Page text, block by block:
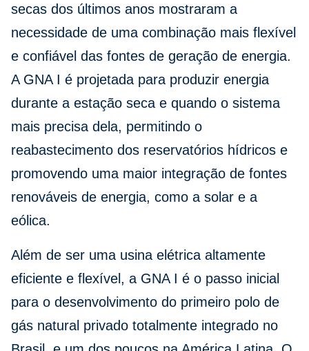
secas dos últimos anos mostraram a
necessidade de uma combinação mais flexível
e confiável das fontes de geração de energia.
A GNA I é projetada para produzir energia
durante a estação seca e quando o sistema
mais precisa dela, permitindo o
reabastecimento dos reservatórios hídricos e
promovendo uma maior integração de fontes
renováveis de energia, como a solar e a
eólica.
Além de ser uma usina elétrica altamente
eficiente e flexível, a GNA I é o passo inicial
para o desenvolvimento do primeiro polo de
gás natural privado totalmente integrado no